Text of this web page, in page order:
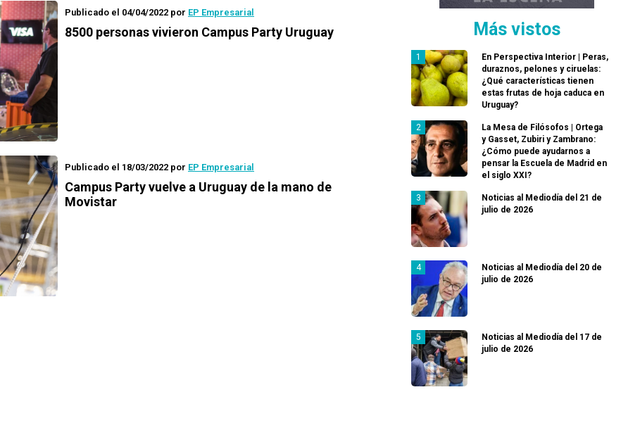
Publicado el 04/04/2022 por EP Empresarial
8500 personas vivieron Campus Party Uruguay
Publicado el 18/03/2022 por EP Empresarial
Campus Party vuelve a Uruguay de la mano de
Movistar
Más vistos
En Perspectiva Interior | Peras,
duraznos, pelones y ciruelas:
¿Qué características tienen
estas frutas de hoja caduca en
Uruguay?
La Mesa de Filósofos | Ortega
y Gasset, Zubiri y Zambrano:
¿Cómo puede ayudarnos a
pensar la Escuela de Madrid en
el siglo XXI?
Noticias al Mediodía del 21 de
julio de 2026
Noticias al Mediodía del 20 de
julio de 2026
Noticias al Mediodía del 17 de
julio de 2026